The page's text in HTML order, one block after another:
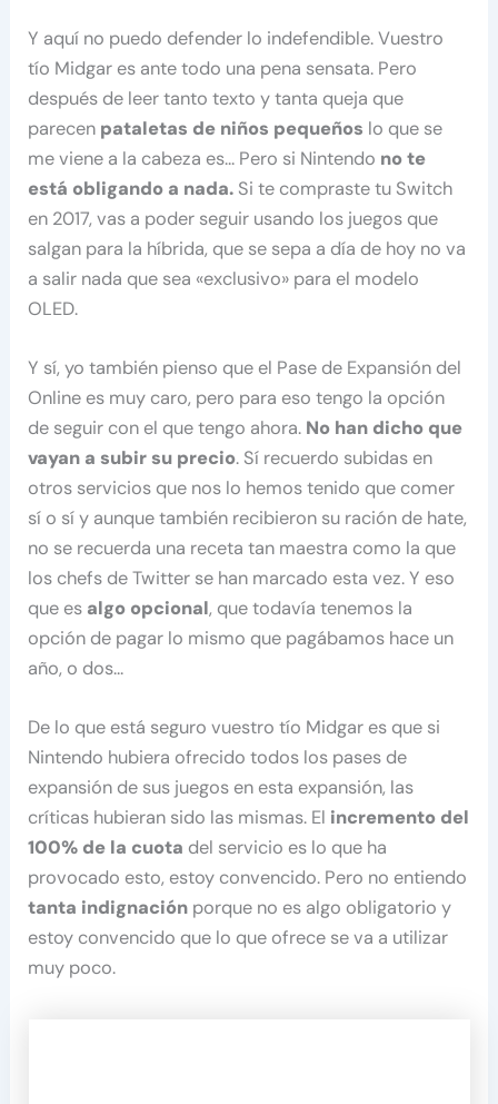
Y aquí no puedo defender lo indefendible. Vuestro
tío Midgar es ante todo una pena sensata. Pero
después de leer tanto texto y tanta queja que
parecen pataletas de niños pequeños lo que se
me viene a la cabeza es… Pero si Nintendo no te
está obligando a nada. Si te compraste tu Switch
en 2017, vas a poder seguir usando los juegos que
salgan para la híbrida, que se sepa a día de hoy no va
a salir nada que sea «exclusivo» para el modelo
OLED.
Y sí, yo también pienso que el Pase de Expansión del
Online es muy caro, pero para eso tengo la opción
de seguir con el que tengo ahora. No han dicho que
vayan a subir su precio. Sí recuerdo subidas en
otros servicios que nos lo hemos tenido que comer
sí o sí y aunque también recibieron su ración de hate,
no se recuerda una receta tan maestra como la que
los chefs de Twitter se han marcado esta vez. Y eso
que es algo opcional, que todavía tenemos la
opción de pagar lo mismo que pagábamos hace un
año, o dos…
De lo que está seguro vuestro tío Midgar es que si
Nintendo hubiera ofrecido todos los pases de
expansión de sus juegos en esta expansión, las
críticas hubieran sido las mismas. El incremento del
100% de la cuota del servicio es lo que ha
provocado esto, estoy convencido. Pero no entiendo
tanta indignación porque no es algo obligatorio y
estoy convencido que lo que ofrece se va a utilizar
muy poco.